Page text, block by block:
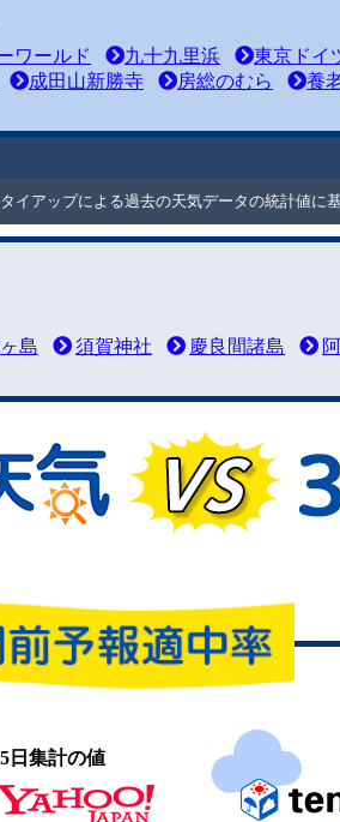
ワールド 九十九里浜 東京ドイ
成田山新勝寺 房総のむら 養
アップによる過去の天気データの統計値に基
島 須賀神社 慶良間諸島
日集計の値